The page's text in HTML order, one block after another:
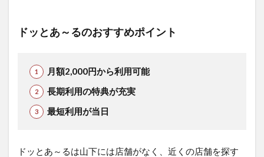
ドッとあ～るのおすすめポイント
月額2,000円から利用可能
長期利用の特典が充実
最短利用が当日
ドッとあ～るは山下には店舗がなく、近くの店舗を探す